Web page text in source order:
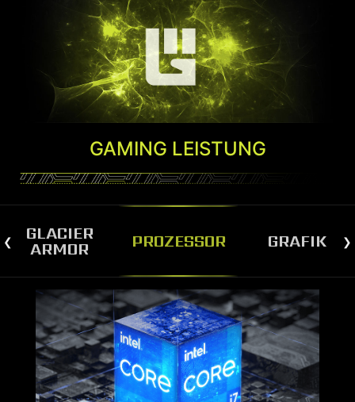
GAMING LEISTUNG
GLACIER PROZESSOR
SILENT STORM COOLING 2
MSIs Silent Storm Cooling 2 optimiert den
Luftstrom durch das Zweikammerdesign. Es
ermöglicht die Trennung der einzelnen
Komponenten im Gehäuse, um das System
kühler und leiser zu halten.